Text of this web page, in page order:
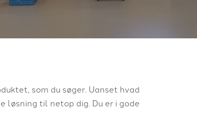
som du søger. Uanset hvad
løsning til netop dig. Du er i gode